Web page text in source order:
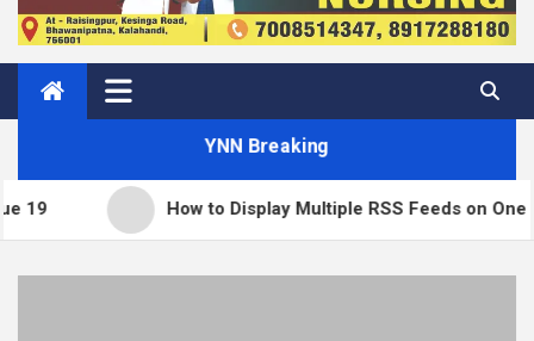
YNN Breaking
How to Display Multiple RSS Feeds on One Page in